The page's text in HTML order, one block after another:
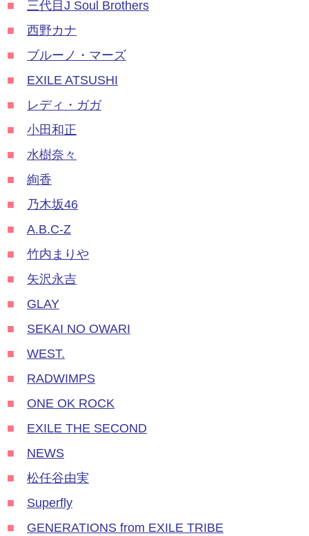
■
三代目J Soul Brothers
■
西野カナ
■
ブルーノ・マーズ
■
EXILE ATSUSHI
■
レディ・ガガ
■
小田和正
■
水樹奈々
■
絢香
■
乃木坂46
■
A.B.C-Z
■
竹内まりや
■
矢沢永吉
■
GLAY
■
SEKAI NO OWARI
■
WEST.
■
RADWIMPS
■
ONE OK ROCK
■
EXILE THE SECOND
■
NEWS
■
松任谷由実
■
Superfly
■
GENERATIONS from EXILE TRIBE